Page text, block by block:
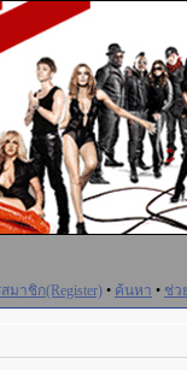
มาชิก(Register) • ค้นหา • ช่ว